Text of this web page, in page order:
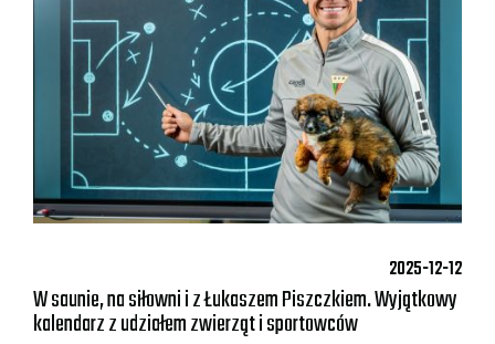
2025-12-12
W saunie, na siłowni i z Łukaszem Piszczkiem. Wyjątkowy
kalendarz z udziałem zwierząt i sportowców